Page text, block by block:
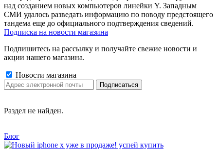
над созданием новых компьютеров линейки Y. Западным
СМИ удалось разведать информацию по поводу предстоящего
тандема еще до официального подтверждения сведений.
Подписка на новости магазина
Подпишитесь на рассылку и получайте свежие новости и
акции нашего магазина.
Новости магазина
Раздел не найден.
Блог